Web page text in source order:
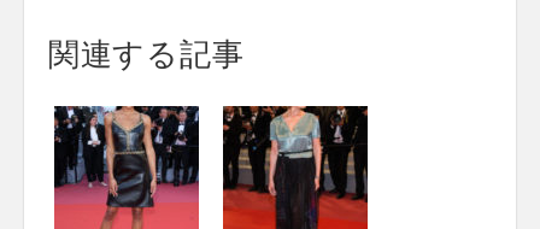
関連する記事